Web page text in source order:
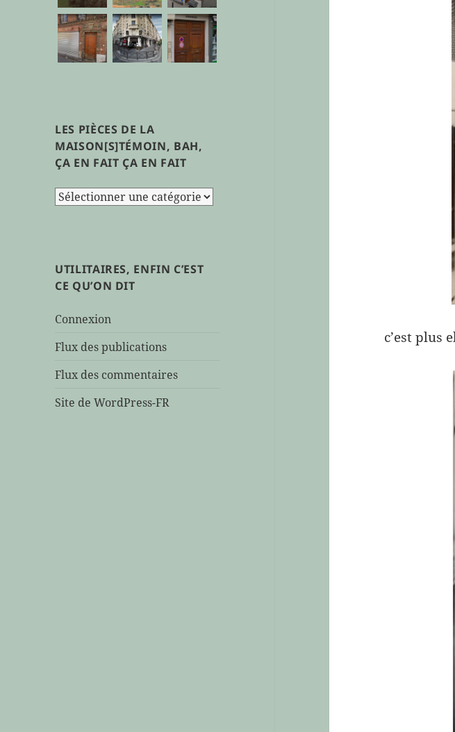
LES PIÈCES DE LA
MAISON[S]TÉMOIN, BAH,
ÇA EN FAIT ÇA EN FAIT
les
maison[s]témoin,
bah,
en
ça
fait
UTILITAIRES, ENFIN C’EST
CE QU’ON DIT
Connexion
Flux des publications
Flux des commentaires
Site de WordPress-FR
c’est plus